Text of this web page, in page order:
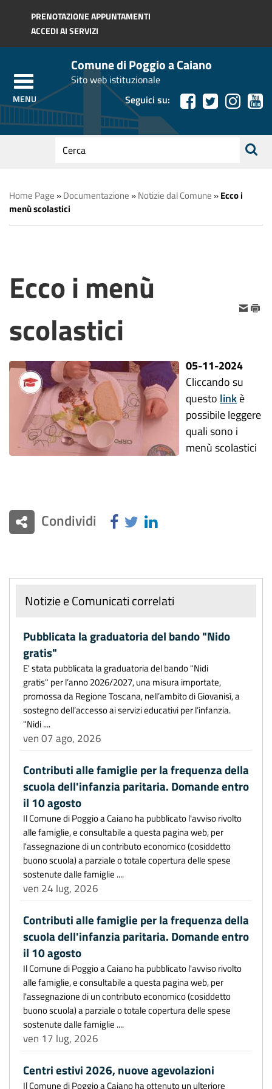
Regione Toscana
PRENOTAZIONE APPUNTAMENTI
ACCEDI AI SERVIZI
Comune di Poggio a Caiano
Sito web istituzionale
Seguici su:
testo
da
cercare
ricerca
Home Page »Documentazione »Notizie dal Comune »Ecco i
menù scolastici
Ecco i menù
scolastici
05-11-2024
Cliccando su
questo linkè
possibile leggere
quali sono i
menù scolastici
Condividi
Notizie e Comunicati correlati
Pubblicata la graduatoria del bando "Nido
gratis"
E' stata pubblicata la graduatoria del bando "Nidi
gratis" per l’anno 2026/2027, una misura importate,
promossa da Regione Toscana, nell’ambito di Giovanisì, a
sostegno dell’accesso ai servizi educativi per l’infanzia.
"Nidi ....
ven 07 ago, 2026
Contributi alle famiglie per la frequenza della
scuola dell'infanzia paritaria. Domande entro
il 10 agosto
Il Comune di Poggio a Caiano ha pubblicato l'avviso rivolto
alle famiglie, e consultabile a questa pagina web, per
l'assegnazione di un contributo economico (cosiddetto
buono scuola) a parziale o totale copertura delle spese
sostenute dalle famiglie ....
ven 24 lug, 2026
Contributi alle famiglie per la frequenza della
scuola dell'infanzia paritaria. Domande entro
il 10 agosto
Il Comune di Poggio a Caiano ha pubblicato l'avviso rivolto
alle famiglie, e consultabile a questa pagina web, per
l'assegnazione di un contributo economico (cosiddetto
buono scuola) a parziale o totale copertura delle spese
sostenute dalle famiglie ....
ven 17 lug, 2026
Centri estivi 2026, nuove agevolazioni
Il Comune di Poggio a Caiano ha ottenuto un ulteriore